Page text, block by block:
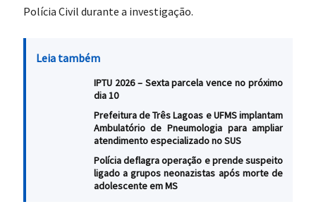
Polícia Civil durante a investigação.
Leia também
IPTU 2026 – Sexta parcela vence no próximo
dia 10
Prefeitura de Três Lagoas e UFMS implantam
Ambulatório de Pneumologia para ampliar
atendimento especializado no SUS
Polícia deflagra operação e prende suspeito
ligado a grupos neonazistas após morte de
adolescente em MS